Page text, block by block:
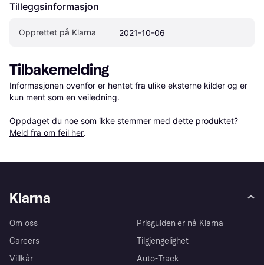
Tilleggsinformasjon
Opprettet på Klarna 2021-10-06
Tilbakemelding
Informasjonen ovenfor er hentet fra ulike eksterne kilder og er
kun ment som en veiledning.
Oppdaget du noe som ikke stemmer med dette produktet?
Meld fra om feil her.
Klarna
Om oss
Careers
Villkår
Prisguiden er nå Klarna
Tilgjengelighet
Auto-Track